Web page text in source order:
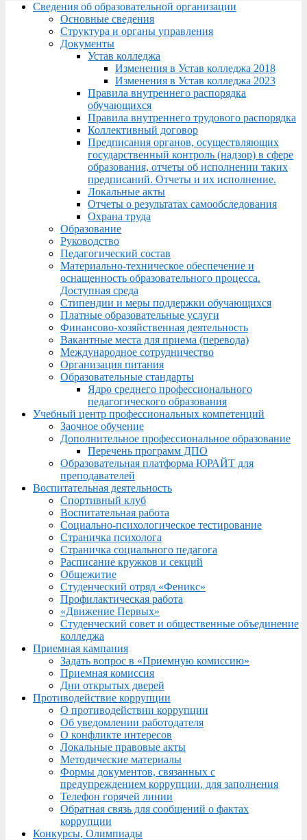
Menu
Сведения об образовательной организации
Основные сведения
Структура и органы управления
Документы
Устав колледжа
Изменения в Устав колледжа 2018
Изменения в Устав колледжа 2023
Правила внутреннего распорядка
обучающихся
Правила внутреннего трудового распорядка
Коллективный договор
Предписания органов, осуществляющих
государственный контроль (надзор) в сфере
образования, отчеты об исполнении таких
предписаний. Отчеты и их исполнение.
Локальные акты
Отчеты о результатах самообследования
Охрана труда
Образование
Руководство
Педагогический состав
Материально-техническое обеспечение и
оснащенность образовательного процесса.
Доступная среда
Стипендии и меры поддержки обучающихся
Платные образовательные услуги
Финансово-хозяйственная деятельность
Вакантные места для приема (перевода)
Международное сотрудничество
Организация питания
Образовательные стандарты
Ядро среднего профессионального
педагогического образования
Учебный центр профессиональных компетенций
Заочное обучение
Дополнительное профессиональное образование
Перечень программ ДПО
Образовательная платформа ЮРАЙТ для
преподавателей
Воспитательная деятельность
Спортивный клуб
Воспитательная работа
Социально-психологическое тестирование
Страничка психолога
Страничка социального педагога
Расписание кружков и секций
Общежитие
Студенческий отряд «Феникс»
Профилактическая работа
«Движение Первых»
Студенческий совет и общественные объединение
колледжа
Приемная кампания
Задать вопрос в «Приемную комиссию»
Приемная комиссия
Дни открытых дверей
Противодействие коррупции
О противодействии коррупции
Об уведомлении работодателя
О конфликте интересов
Локальные правовые акты
Методические материалы
Формы документов, связанных с
предупреждением коррупции, для заполнения
Телефон горячей линии
Обратная связь для сообщений о фактах
коррупции
Конкурсы, Олимпиады